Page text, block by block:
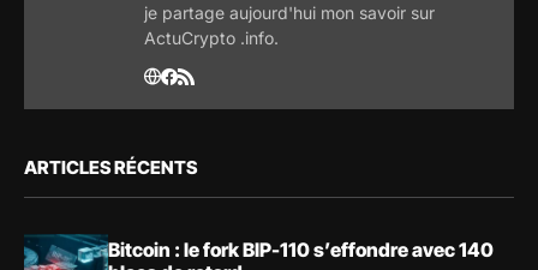
je partage aujourd'hui mon savoir sur
ActuCrypto .info.
ARTICLES RÉCENTS
Bitcoin : le fork BIP-110 s’effondre avec 140